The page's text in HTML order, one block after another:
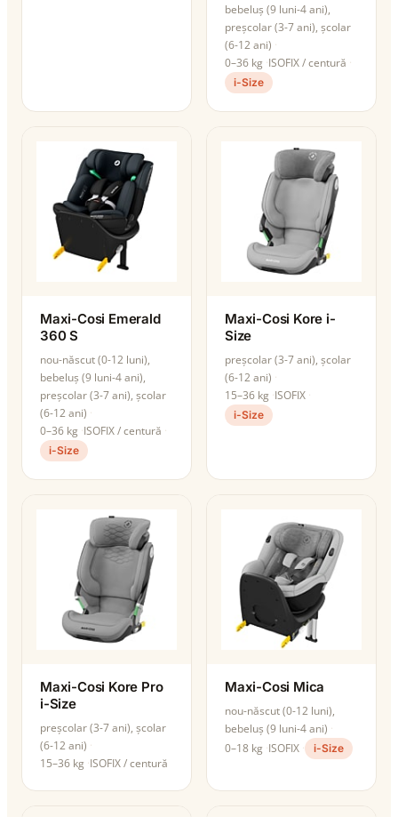
bebeluș (9 luni-4 ani),
preșcolar (3-7 ani), școlar
(6-12 ani)
0–36 kg ISOFIX / centură
i-Size
Maxi-Cosi Emerald
360 S
nou-născut (0-12 luni),
bebeluș (9 luni-4 ani),
preșcolar (3-7 ani), școlar
(6-12 ani)
0–36 kg ISOFIX / centură
i-Size
Maxi-Cosi Kore i-
Size
preșcolar (3-7 ani), școlar
(6-12 ani)
15–36 kg ISOFIX
i-Size
Maxi-Cosi Kore Pro
i-Size
preșcolar (3-7 ani), școlar
(6-12 ani)
15–36 kg ISOFIX / centură
Maxi-Cosi Mica
nou-născut (0-12 luni),
bebeluș (9 luni-4 ani)
0–18 kg ISOFIX i-Size